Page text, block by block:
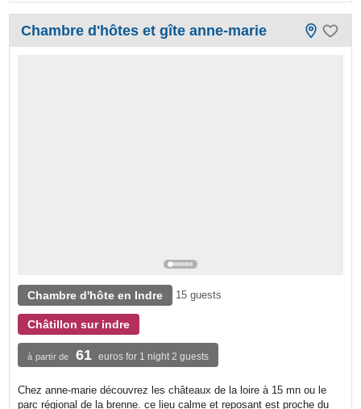
Chambre d'hôtes et gîte anne-marie
Chambre d'hôte en Indre 15 guests
Châtillon sur indre
à partir de 61 euros for 1 night 2 guests
Chez anne-marie découvrez les châteaux de la loire à 15 mn ou le
parc régional de la brenne. ce lieu calme et reposant est proche du